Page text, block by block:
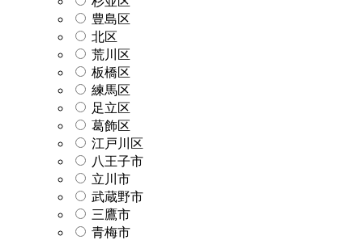
豊島区
北区
荒川区
板橋区
練馬区
足立区
葛飾区
江戸川区
八王子市
立川市
武蔵野市
三鷹市
青梅市